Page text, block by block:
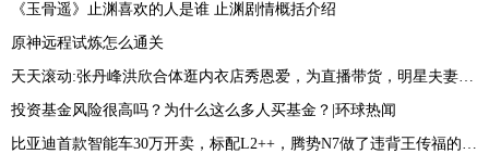
《玉骨遥》止渊喜欢的人是谁 止渊剧情概括介绍
原神远程试炼怎么通关
天天滚动:张丹峰洪欣合体逛内衣店秀恩爱，为直播带货，明星夫妻只剩利益？
投资基金风险很高吗？为什么这么多人买基金？|环球热闻
比亚迪首款智能车30万开卖，标配L2++，腾势N7做了违背王传福的决定 世界播报